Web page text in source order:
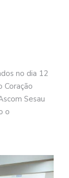
no dia 12
Coração
Sesau
o